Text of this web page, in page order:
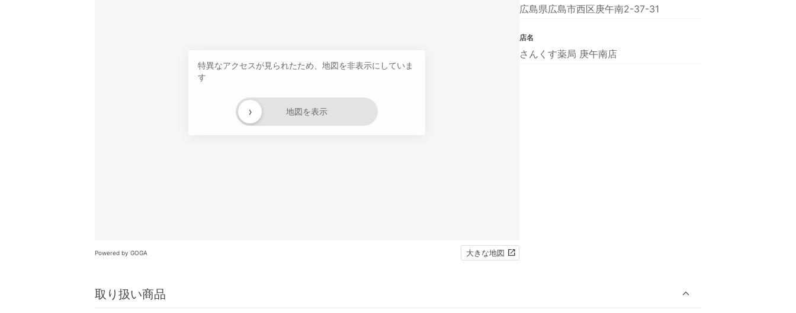
特異なアクセスが見られたため、地図を非表示にしていま
す
地図を表示
›
Powered by GOGA 大きな地図
取り扱い商品
広島県広島市西区庚午南2-37-31
店名
さんくす薬局 庚午南店